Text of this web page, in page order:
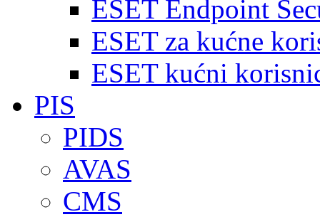
ESET Endpoint
ESET za kućne
ESET kućni
PIS
PIDS
AVAS
CMS